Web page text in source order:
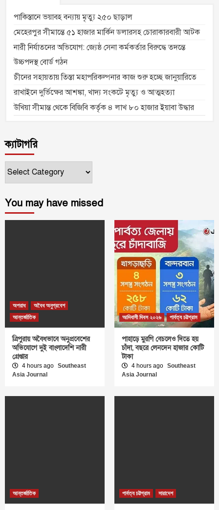
পাকিস্তানে ভয়াবহ বন্যায় মৃত্যু ২৫০ ছাড়াল
মেহেরপুর সীমান্তে ৫১ হাজার মার্কিন ডলারসহ চোরাকারবারী আটক
নারী নির্যাতনের অভিযোগ: জ্যেষ্ঠ সেনা কর্মকর্তার বিরুদ্ধে তদন্তে
উচ্চপদস্থ বোর্ড গঠন
চীনের সহায়তায় তিস্তা মহাপরিকল্পনার কাজ শুরু হচ্ছে জানুয়ারিতে
রাখাইনে দুর্ভিক্ষের আশঙ্কা, খাদ্য সংকটে মৃত্যু ও আত্মহত্যা
উখিয়া সীমান্ত থেকে বিজিবি কর্তৃক ৪ লাখ ৮০ হাজার ইয়াবা উদ্ধার
ক্যাটাগরি
ক্যাটাগরি
You may have missed
অপরাধ
অবৈধ অনুপ্রবেশ
আন্তর্জাতিক
ত্রিপুরায় অবৈধভাবে অনুপ্রবেশের
অভিযোগে দুই বাংলাদেশি নারী
গ্রেপ্তার
4 hours ago Southeast
Asia Journal
আদিবাসী দিবস ২০২৬ পার্বত্য চট্টগ্রাম
পাহাড়ে মুরগি বেচলেও দিতে হয়
চাঁদা, বছরে লেনদেন হাজার কোটি
টাকা
4 hours ago Southeast
Asia Journal
আন্তর্জাতিক পার্বত্য চট্টগ্রাম সারাদেশ